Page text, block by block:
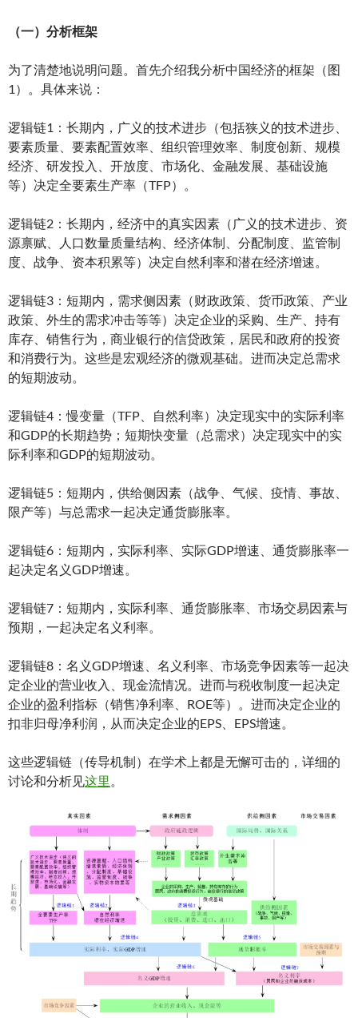
（一）分析框架
为了清楚地说明问题。首先介绍我分析中国经济的框架（图
1）。具体来说：
逻辑链1：长期内，广义的技术进步（包括狭义的技术进步、
要素质量、要素配置效率、组织管理效率、制度创新、规模
经济、研发投入、开放度、市场化、金融发展、基础设施
等）决定全要素生产率（TFP）。
逻辑链2：长期内，经济中的真实因素（广义的技术进步、资
源禀赋、人口数量质量结构、经济体制、分配制度、监管制
度、战争、资本积累等）决定自然利率和潜在经济增速。
逻辑链3：短期内，需求侧因素（财政政策、货币政策、产业
政策、外生的需求冲击等等）决定企业的采购、生产、持有
库存、销售行为，商业银行的信贷政策，居民和政府的投资
和消费行为。这些是宏观经济的微观基础。进而决定总需求
的短期波动。
逻辑链4：慢变量（TFP、自然利率）决定现实中的实际利率
和GDP的长期趋势；短期快变量（总需求）决定现实中的实
际利率和GDP的短期波动。
逻辑链5：短期内，供给侧因素（战争、气候、疫情、事故、
限产等）与总需求一起决定通货膨胀率。
逻辑链6：短期内，实际利率、实际GDP增速、通货膨胀率一
起决定名义GDP增速。
逻辑链7：短期内，实际利率、通货膨胀率、市场交易因素与
预期，一起决定名义利率。
逻辑链8：名义GDP增速、名义利率、市场竞争因素等一起决
定企业的营业收入、现金流情况。进而与税收制度一起决定
企业的盈利指标（销售净利率、ROE等）。进而决定企业的
扣非归母净利润，从而决定企业的EPS、EPS增速。
这些逻辑链（传导机制）在学术上都是无懈可击的，详细的
讨论和分析见这里 。